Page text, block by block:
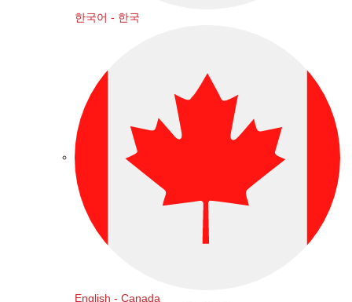
한국어 - 한국
English - Canada